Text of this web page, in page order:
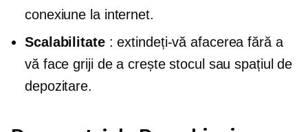
conexiune la internet.
Scalabilitate : extindeți-vă afacerea fără a
vă face griji de a crește stocul sau spațiul de
depozitare.